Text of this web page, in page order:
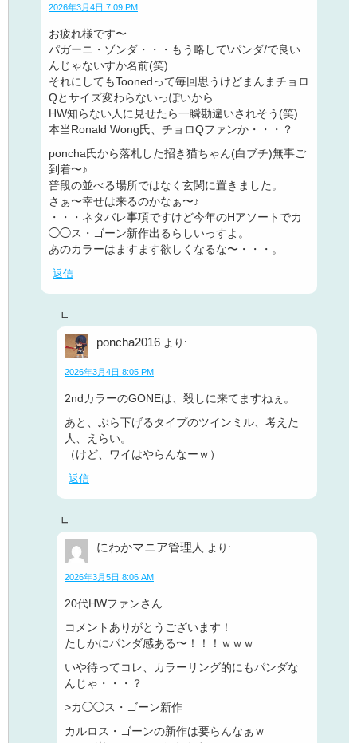
2026年3月4日 7:09 PM
お疲れ様です〜
パガーニ・ゾンダ・・・もう略して\パンダ/で良い
んじゃないすか名前(笑)
それにしてもToonedって毎回思うけどまんまチョロ
Qとサイズ変わらないっぽいから
HW知らない人に見せたら一瞬勘違いされそう(笑)
本当Ronald Wong氏、チョロQファンか・・・？
poncha氏から落札した招き猫ちゃん(白ブチ)無事ご
到着〜♪
普段の並べる場所ではなく玄関に置きました。
さぁ〜幸せは来るのかなぁ〜♪
・・・ネタバレ事項ですけど今年のHアソートでカ
◯◯ス・ゴーン新作出るらしいっすよ。
あのカラーはますます欲しくなるな〜・・・。
返信
poncha2016 より:
2026年3月4日 8:05 PM
2ndカラーのGONEは、殺しに来てますねぇ。
あと、ぶら下げるタイプのツインミル、考えた
人、えらい。
（けど、ワイはやらんなーｗ）
返信
にわかマニア管理人 より:
2026年3月5日 8:06 AM
20代HWファンさん
コメントありがとうございます！
たしかにパンダ感ある〜！！！ｗｗｗ
いや待ってコレ、カラーリング的にもパンダな
んじゃ・・・？
>カ◯◯ス・ゴーン新作
カルロス・ゴーンの新作は要らんなぁｗ